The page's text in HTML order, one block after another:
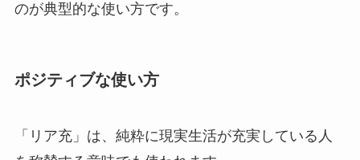
のが典型的な使い方です。
ポジティブな使い方
「リア充」は、純粋に現実生活が充実している人